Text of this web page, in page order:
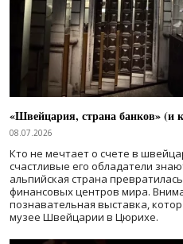
«Швейцария, страна банков» (и
08.07.2026
Кто не мечтает о счете в
счастливые его обладатели
альпийская страна
финансовых центров мира.
познавательная выставка,
музее Швейцарии в Цюрихе.